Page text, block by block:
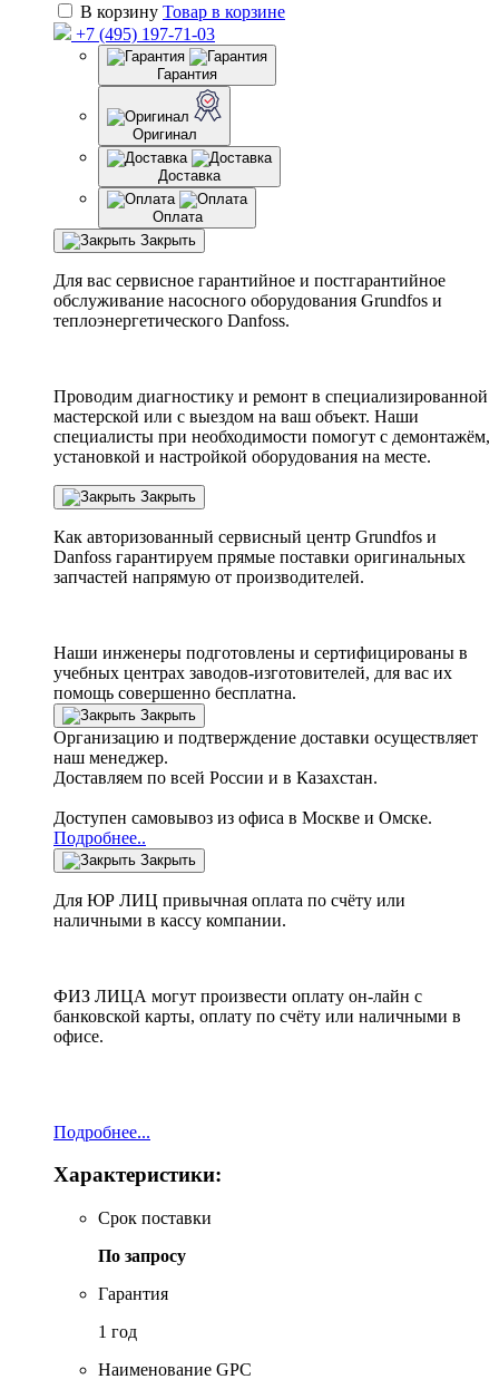
В корзину Товар в корзине
+7 (495) 197-71-03
Гарантия
Оригинал
Доставка
Оплата
Закрыть
Для вас сервисное гарантийное и постгарантийное
обслуживание насосного оборудования Grundfos и
теплоэнергетического Danfoss.
Проводим диагностику и ремонт в специализированной
мастерской или с выездом на ваш объект. Наши
специалисты при необходимости помогут с демонтажём,
установкой и настройкой оборудования на месте.
Закрыть
Как авторизованный сервисный центр Grundfos и
Danfoss гарантируем прямые поставки оригинальных
запчастей напрямую от производителей.
Наши инженеры подготовлены и сертифицированы в
учебных центрах заводов-изготовителей, для вас их
помощь совершенно бесплатна.
Закрыть
Организацию и подтверждение доставки осуществляет
наш менеджер.
Доставляем по всей России и в Казахстан.
Доступен самовывоз из офиса в Москве и Омске.
Подробнее..
Закрыть
Для ЮР ЛИЦ привычная оплата по счёту или
наличными в кассу компании.
ФИЗ ЛИЦА могут произвести оплату он-лайн с
банковской карты, оплату по счёту или наличными в
офисе.
Подробнее...
Характеристики:
Срок поставки
По запросу
Гарантия
1 год
Наименование GPC